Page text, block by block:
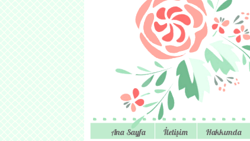
Ana Sayfa İletişim Hakkımda